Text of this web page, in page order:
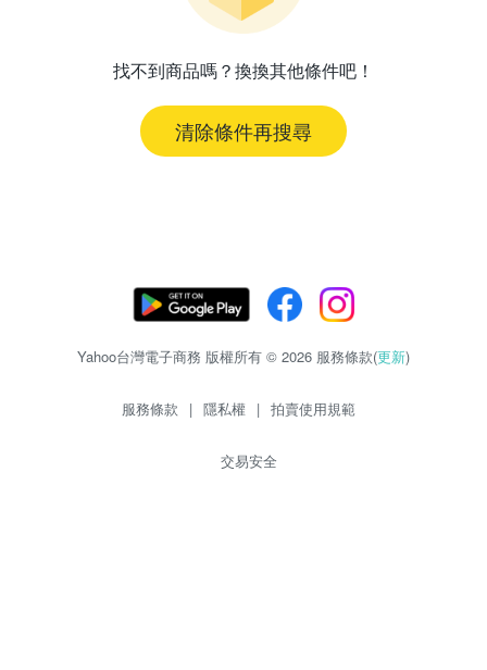
找不到商品嗎？換換其他條件吧！
清除條件再搜尋
Yahoo台灣電子商務 版權所有 © 2026 服務條款(更新)
服務條款 | 隱私權 | 拍賣使用規範
交易安全